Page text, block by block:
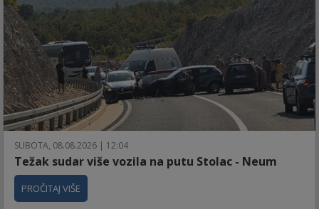
SUBOTA, 08.08.2026 | 12:04
Težak sudar više vozila na putu Stolac - Neum
PROČITAJ VIŠE